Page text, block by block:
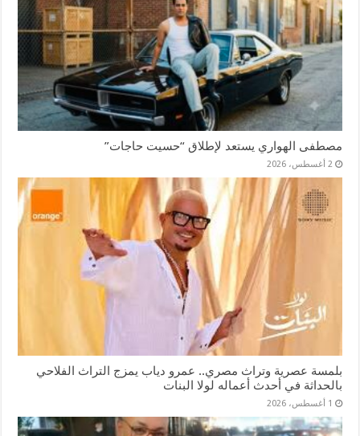
مصطفى الهواري يستعد لإطلاق “حسيت حاجات”
2 أغسطس، 2026
بلمسة عصرية وتراث مصري.. عمرو دياب يمزج التراث الفلاحي
بالحداثة في أحدث أعماله لولا البنات
1 أغسطس، 2026